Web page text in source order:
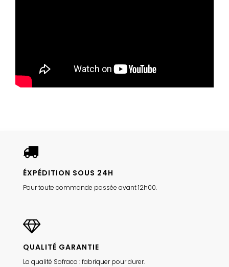
ÉXPÉDITION SOUS 24H
Pour toute commande passée avant 12h00.
QUALITÉ GARANTIE
La qualité Sofraca : fabriquer pour durer.